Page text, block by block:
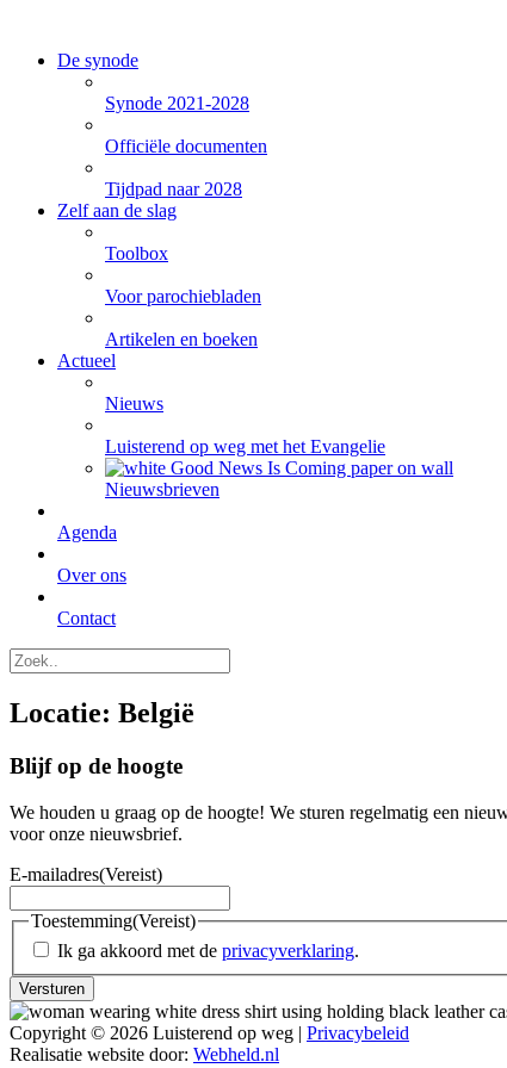
De synode
Synode 2021-2028
Officiële documenten
Tijdpad naar 2028
Zelf aan de slag
Toolbox
Voor parochiebladen
Artikelen en boeken
Actueel
Nieuws
Luisterend op weg met het Evangelie
Nieuwsbrieven
Agenda
Over ons
Contact
Locatie: België
Blijf op de hoogte
We houden u graag op de hoogte! We sturen regelmatig een
voor onze nieuwsbrief.
E-mailadres(Vereist)
Toestemming(Vereist)
Ik ga akkoord met de privacyverklaring.
Versturen
Copyright © 2026 Luisterend op weg | Privacybeleid
Realisatie website door: Webheld.nl